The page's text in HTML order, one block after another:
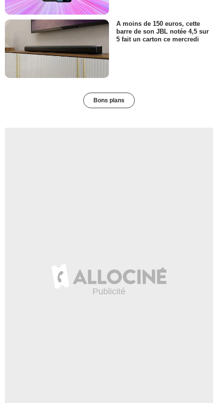
A moins de 150 euros, cette
barre de son JBL notée 4,5 sur
5 fait un carton ce mercredi
Bons plans